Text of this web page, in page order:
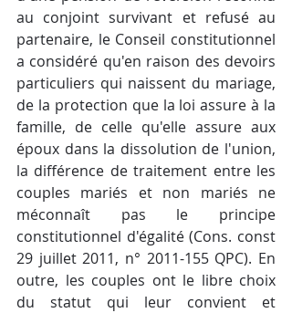
au conjoint survivant et refusé au
partenaire, le Conseil constitutionnel
a considéré qu'en raison des devoirs
particuliers qui naissent du mariage,
de la protection que la loi assure à la
famille, de celle qu'elle assure aux
époux dans la dissolution de l'union,
la différence de traitement entre les
couples mariés et non mariés ne
méconnaît pas le principe
constitutionnel d'égalité (Cons. const
29 juillet 2011, n° 2011-155 QPC). En
outre, les couples ont le libre choix
du statut qui leur convient et